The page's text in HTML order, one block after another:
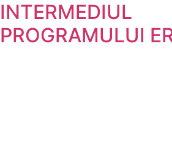
INTERMEDIUL
PROGRAMULUI